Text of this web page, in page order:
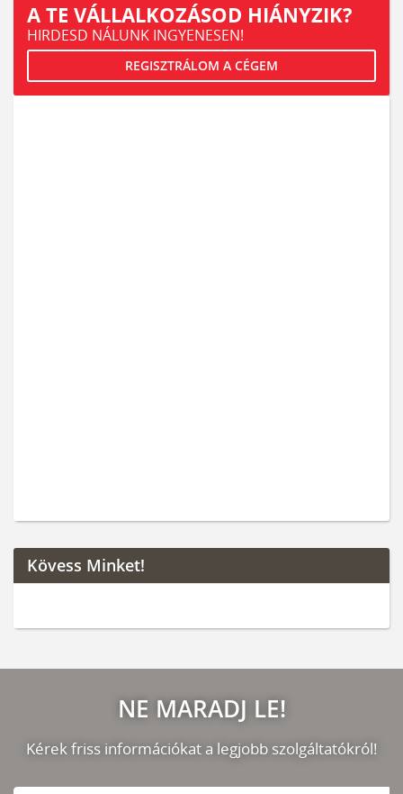
A TE VÁLLALKOZÁSOD HIÁNYZIK?
HIRDESD NÁLUNK INGYENESEN!
REGISZTRÁLOM A CÉGEM
Kövess Minket!
NE MARADJ LE!
Kérek friss információkat a legjobb szolgáltatókról!